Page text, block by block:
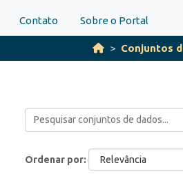
Contato Sobre o Portal
Conjuntos
Ordenar por